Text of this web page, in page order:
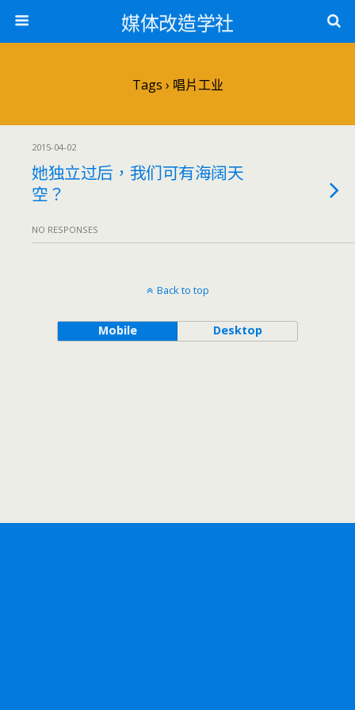
媒体改造学社
Tags › 唱片工业
2015-04-02
她独立过后，我们可有海阔天
空？
NO RESPONSES
Back to top
Mobile Desktop